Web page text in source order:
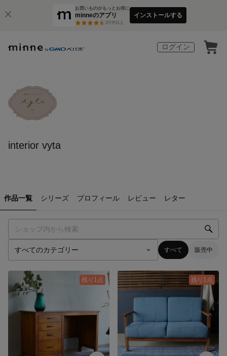
お買いものがもっとお得に
minneのアプリ
3万件以上
インストールする
ログイン
interior vyta
作品一覧 シリーズ プロフィール レビュー レター
すべて 販売中
残り1点 残り1点